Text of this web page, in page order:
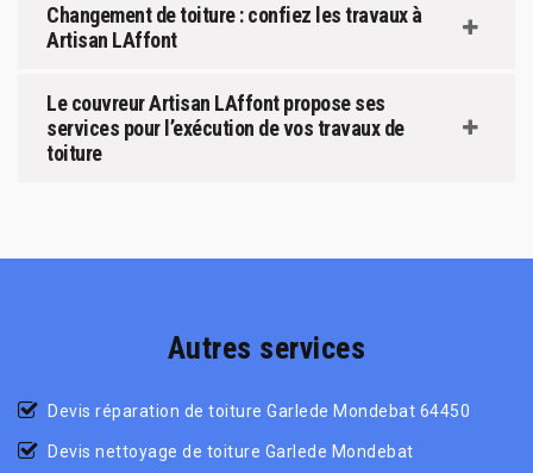
Changement de toiture : confiez les travaux à
Artisan LAffont
Le couvreur Artisan LAffont propose ses
services pour l’exécution de vos travaux de
toiture
Autres services
Devis réparation de toiture Garlede Mondebat 64450
Devis nettoyage de toiture Garlede Mondebat